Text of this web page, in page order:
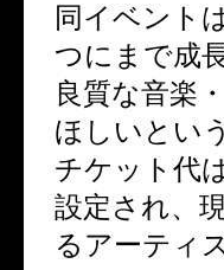
同イベント
つにまで成
良質な音楽
ほしいとい
チケット代
設定され、
るアーティ